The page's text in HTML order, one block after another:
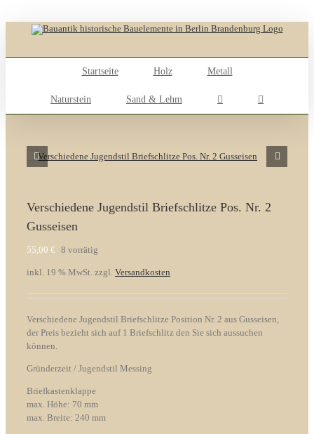
content
Startseite
Holz Metall
Naturstein Sand & Lehm
Verschiedene Jugendstil Briefschlitze Pos. Nr. 2
Gusseisen
55,00 € 8 vorrätig
inkl. 19 % MwSt. zzgl. Versandkosten
Verschiedene Jugendstil Briefschlitze Position Nr. 2 aus Gusseisen,
der Preis bezieht sich auf 1 Briefschlitz den Sie sich aussuchen
können.
Gründerzeit / Jugendstil Messing
Briefkastenklappe
max. Höhe: 70 mm
max. Breite: 240 mm